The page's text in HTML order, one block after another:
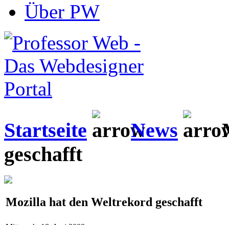
Über PW
Startseite News
geschafft
Mozilla hat den Weltrekord geschafft